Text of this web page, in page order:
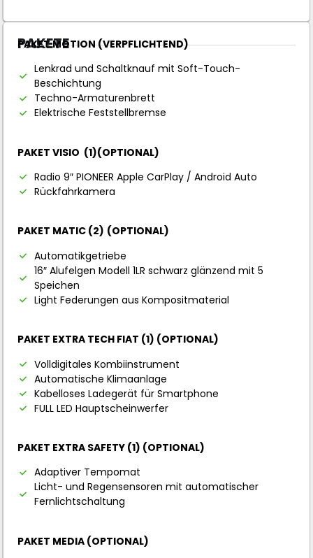
PAKETE
PAKET MOTION (VERPFLICHTEND)
Lenkrad und Schaltknauf mit Soft-Touch-
Beschichtung
Techno-Armaturenbrett
Elektrische Feststellbremse
PAKET VISIO (1)(OPTIONAL)
Radio 9″ PIONEER Apple CarPlay / Android Auto
Rückfahrkamera
PAKET MATIC (2) (OPTIONAL)
Automatikgetriebe
16″ Alufelgen Modell 1LR schwarz glänzend mit 5
Speichen
Light Federungen aus Kompositmaterial
PAKET EXTRA TECH FIAT (1) (OPTIONAL)
Volldigitales Kombiinstrument
Automatische Klimaanlage
Kabelloses Ladegerät für Smartphone
FULL LED Hauptscheinwerfer
PAKET EXTRA SAFETY (1) (OPTIONAL)
Adaptiver Tempomat
Licht- und Regensensoren mit automatischer
Fernlichtschaltung
PAKET MEDIA (OPTIONAL)